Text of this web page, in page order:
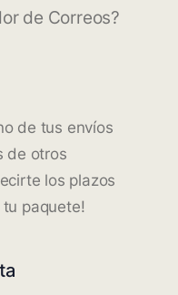
de Correos?
de tus envíos
de otros
los plazos
paquete!